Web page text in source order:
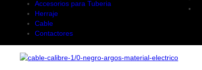
Accesorios para Tuberia
Herraje
Cable
Contactores